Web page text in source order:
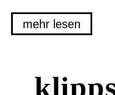
mehr lesen